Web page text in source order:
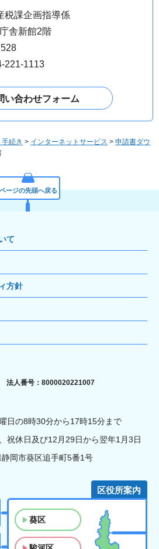
税課企画指導係
舎新館2階
221-1113
手続き > インターネットサービス > 申請書ダウ
ページの先頭へ戻る
て
方針
静岡市
法人番号：8000020221007
日の8時30分から17時15分まで
祝休日及び12月29日から翌年1月3日
岡市葵区追手町5番1号
区役所案内
葵区